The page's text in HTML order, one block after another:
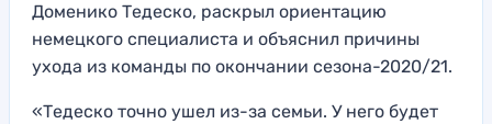
Доменико Тедеско, раскрыл ориентацию
немецкого специалиста и объяснил причины
ухода из команды по окончании сезона-2020/21.
«Тедеско точно ушел из-за семьи. У него будет